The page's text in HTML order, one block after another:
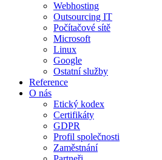
Webhosting
Outsourcing IT
Počítačové sítě
Microsoft
Linux
Google
Ostatní služby
Reference
O nás
Etický kodex
Certifikáty
GDPR
Profil společnosti
Zaměstnání